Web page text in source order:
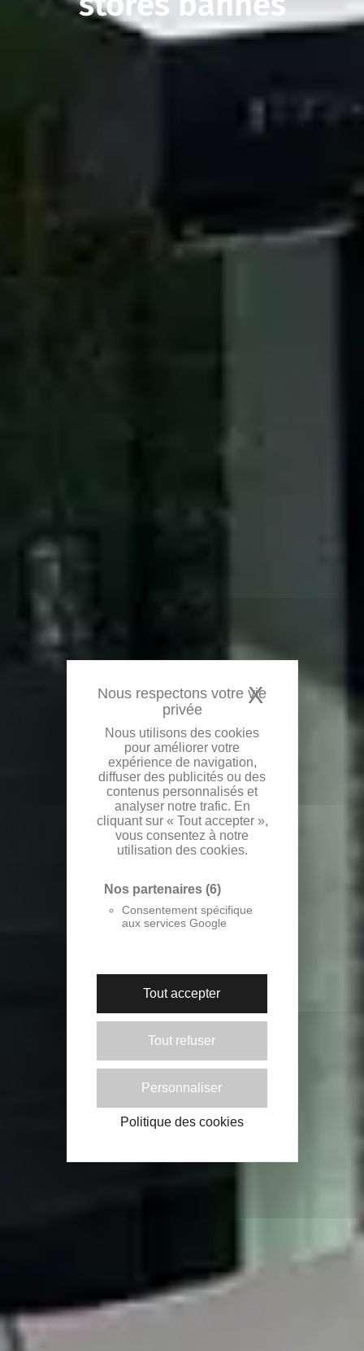
Nous utilisons des cookies
pour améliorer votre
expérience de navigation,
diffuser des publicités ou des
contenus personnalisés et
analyser notre trafic. En
cliquant sur « Tout accepter »,
vous consentez à notre
utilisation des cookies.
Nos partenaires (6)
Consentement spécifique
aux services Google
Tout accepter
Tout refuser
Personnaliser
Politique des cookies
XMasquer